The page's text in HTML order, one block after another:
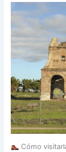
Cómo